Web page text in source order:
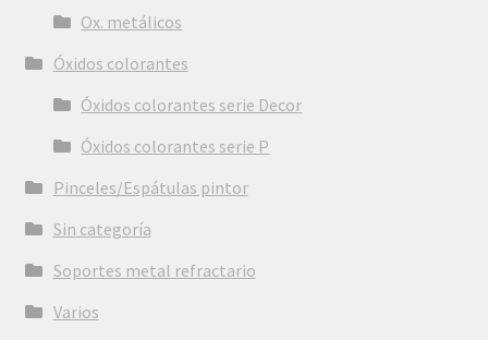
Ox. metálicos
Óxidos colorantes
Óxidos colorantes serie Decor
Óxidos colorantes serie P
Pinceles/Espátulas pintor
Sin categoría
Soportes metal refractario
Varios